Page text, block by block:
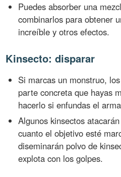
Puedes absorber una
combinarlos para obtener
increíble y otros efectos.
Kinsecto: disparar
Si marcas un monstruo,
parte concreta que hayas
hacerlo si enfundas el
Algunos kinsectos
cuanto el objetivo esté
diseminarán polvo de
explota con los golpes.